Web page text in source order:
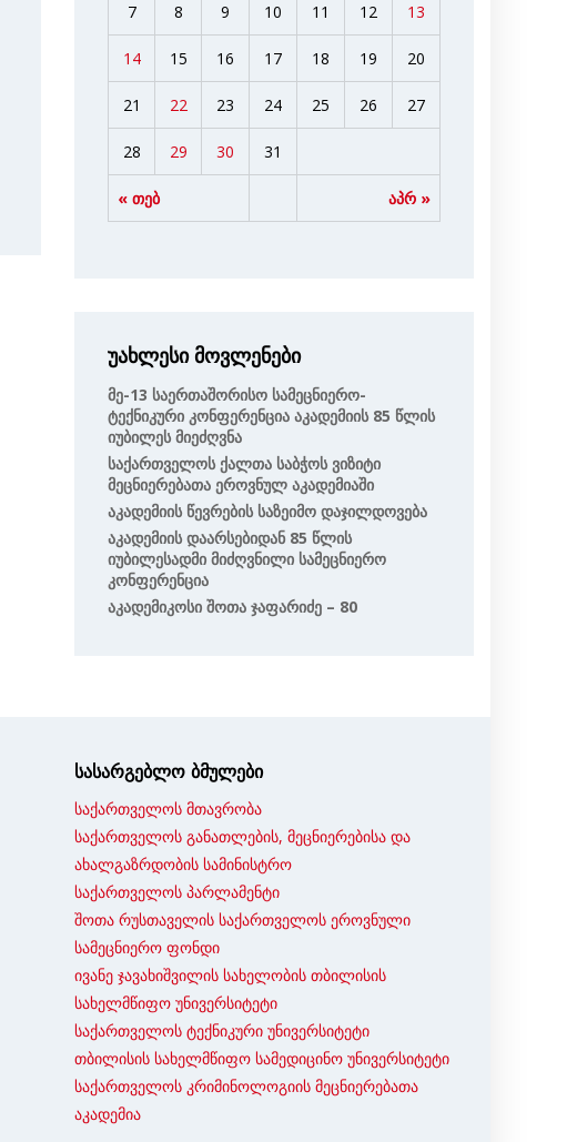
« თებ აპრ »
7 8 9 10 11 12 13
14 15 16 17 18 19 20
21 22 23 24 25 26 27
28 29 30 31
უახლესი მოვლენები
Მე-13 Საერთაშორისო Სამეცნიერო-
Ტექნიკური Კონფერენცია Აკადემიის 85 Წლის
Იუბილეს Მიეძღვნა
Საქართველოს Ქალთა Საბჭოს Ვიზიტი
Მეცნიერებათა Ეროვნულ Აკადემიაში
Აკადემიის Წევრების Საზეიმო Დაჯილდოვება
Აკადემიის Დაარსებიდან 85 Წლის
Იუბილესადმი Მიძღვნილი Სამეცნიერო
Კონფერენცია
Აკადემიკოსი Შოთა Ჯაფარიძე – 80
სასარგებლო ბმულები
საქართველოს მთავრობა
საქართველოს განათლების, მეცნიერებისა და
ახალგაზრდობის სამინისტრო
საქართველოს პარლამენტი
შოთა რუსთაველის საქართველოს ეროვნული
სამეცნიერო ფონდი
ივანე ჯავახიშვილის სახელობის თბილისის
სახელმწიფო უნივერსიტეტი
საქართველოს ტექნიკური უნივერსიტეტი
თბილისის სახელმწიფო სამედიცინო უნივერსიტეტი
საქართველოს კრიმინოლოგიის მეცნიერებათა
აკადემია